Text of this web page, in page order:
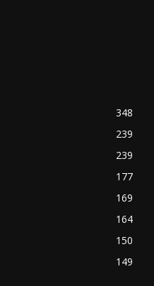
348
239
239
177
169
164
150
149